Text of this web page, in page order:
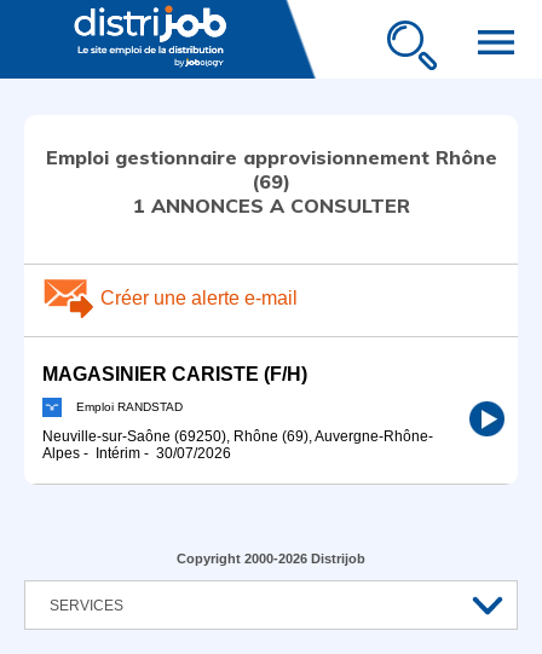
menu
Emploi gestionnaire approvisionnement Rhône
(69)
1 ANNONCES A CONSULTER
Créer une alerte e-mail
MAGASINIER CARISTE (F/H)
Emploi RANDSTAD
Neuville-sur-Saône (69250), Rhône (69), Auvergne-Rhône-
Alpes - Intérim - 30/07/2026
Copyright 2000-2026 Distrijob
SERVICES